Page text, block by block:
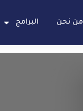
من نحن البرامج